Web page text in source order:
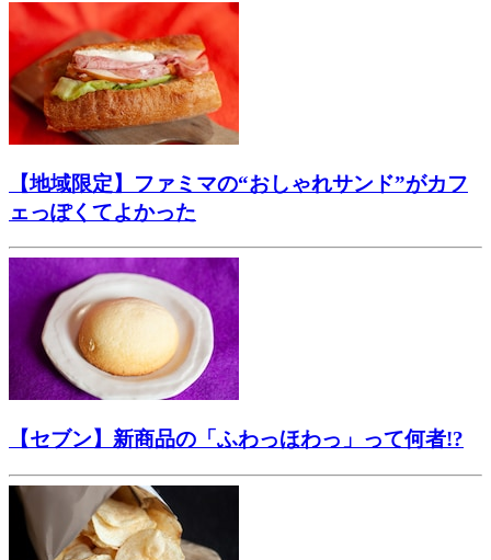
【地域限定】ファミマの“おしゃれサンド”がカフ
ェっぽくてよかった
【セブン】新商品の「ふわっほわっ」って何者!?